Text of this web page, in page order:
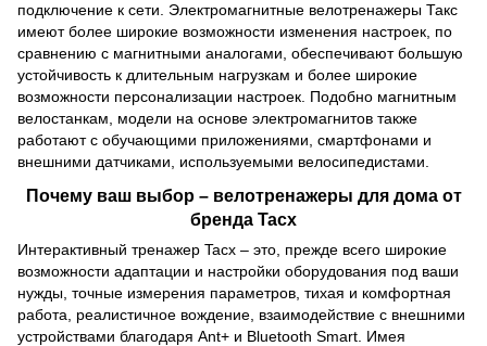
подключение к сети. Электромагнитные велотренажеры Такс
имеют более широкие возможности изменения настроек, по
сравнению с магнитными аналогами, обеспечивают большую
устойчивость к длительным нагрузкам и более широкие
возможности персонализации настроек. Подобно магнитным
велостанкам, модели на основе электромагнитов также
работают с обучающими приложениями, смартфонами и
внешними датчиками, используемыми велосипедистами.
Почему ваш выбор – велотренажеры для дома от
бренда Tacx
Интерактивный тренажер Tacx – это, прежде всего широкие
возможности адаптации и настройки оборудования под ваши
нужды, точные измерения параметров, тихая и комфортная
работа, реалистичное вождение, взаимодействие с внешними
устройствами благодаря Ant+ и Bluetooth Smart. Имея